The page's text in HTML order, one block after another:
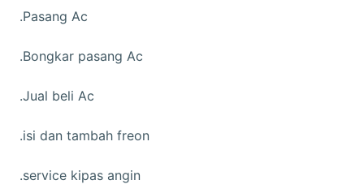
.Pasang Ac
.Bongkar pasang Ac
.Jual beli Ac
.isi dan tambah freon
.service kipas angin